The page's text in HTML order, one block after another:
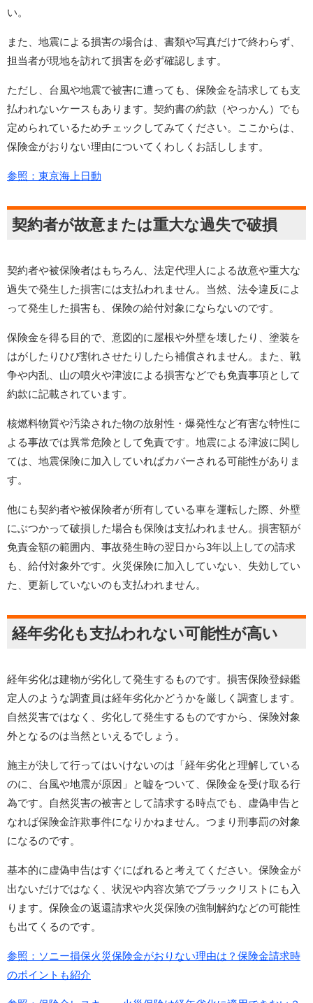
い。
また、地震による損害の場合は、書類や写真だけで終わらず、
担当者が現地を訪れて損害を必ず確認します。
ただし、台風や地震で被害に遭っても、保険金を請求しても支
払われないケースもあります。契約書の約款（やっかん）でも
定められているためチェックしてみてください。ここからは、
保険金がおりない理由についてくわしくお話しします。
参照：東京海上日動
契約者が故意または重大な過失で破損
契約者や被保険者はもちろん、法定代理人による故意や重大な
過失で発生した損害には支払われません。当然、法令違反によ
って発生した損害も、保険の給付対象にならないのです。
保険金を得る目的で、意図的に屋根や外壁を壊したり、塗装を
はがしたりひび割れさせたりしたら補償されません。また、戦
争や内乱、山の噴火や津波による損害などでも免責事項として
約款に記載されています。
核燃料物質や汚染された物の放射性・爆発性など有害な特性に
よる事故では異常危険として免責です。地震による津波に関し
ては、地震保険に加入していればカバーされる可能性がありま
す。
他にも契約者や被保険者が所有している車を運転した際、外壁
にぶつかって破損した場合も保険は支払われません。損害額が
免責金額の範囲内、事故発生時の翌日から3年以上しての請求
も、給付対象外です。火災保険に加入していない、失効してい
た、更新していないのも支払われません。
経年劣化も支払われない可能性が高い
経年劣化は建物が劣化して発生するものです。損害保険登録鑑
定人のような調査員は経年劣化かどうかを厳しく調査します。
自然災害ではなく、劣化して発生するものですから、保険対象
外となるのは当然といえるでしょう。
施主が決して行ってはいけないのは「経年劣化と理解している
のに、台風や地震が原因」と嘘をついて、保険金を受け取る行
為です。自然災害の被害として請求する時点でも、虚偽申告と
なれば保険金詐欺事件になりかねません。つまり刑事罰の対象
になるのです。
基本的に虚偽申告はすぐにばれると考えてください。保険金が
出ないだけではなく、状況や内容次第でブラックリストにも入
ります。保険金の返還請求や火災保険の強制解約などの可能性
も出てくるのです。
参照：ソニー損保火災保険金がおりない理由は？保険金請求時
のポイントも紹介